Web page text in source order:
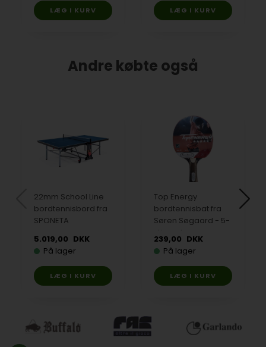
Andre købte også
22mm School Line
bordtennisbord fra
SPONETA
5.019,00 DKK
På lager
Top Energy
bordtennisbat fra
Søren Søgaard - 5-
stjernet
239,00 DKK
På lager